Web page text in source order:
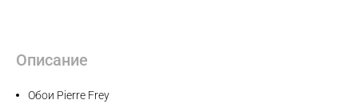
Описание
Обои Pierre Frey